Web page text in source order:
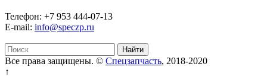
Телефон: +7 953 444-07-13
E-mail: info@speczp.ru
Все права защищены. © Спецзапчасть, 2018-2020
↑